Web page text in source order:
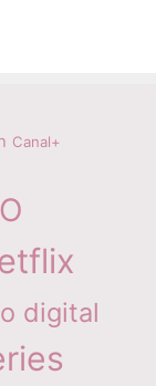
Canal+
digital